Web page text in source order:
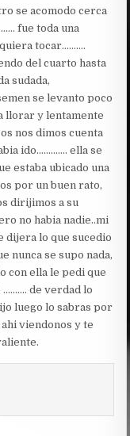
se acomodo cerca
fue toda una
tocar……….
del cuarto hasta
sudada,
se levanto poco
llorar y lentamente
nos dimos cuenta
ido…………. ella se
estaba ubicado una
por un buen rato,
dirijimos a su
no habia nadie..mi
dijera lo que sucedio
nunca se supo nada,
con ella le pedi que
de verdad lo
luego lo sabras por
viendonos y te